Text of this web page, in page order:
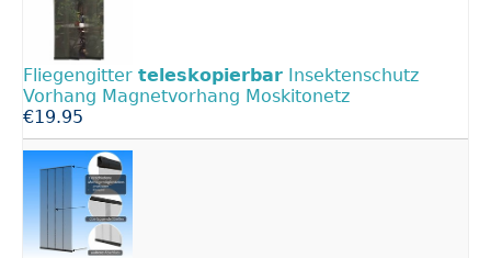
Fliegengitter teleskopierbar Insektenschutz
Vorhang Magnetvorhang Moskitonetz
€19.95